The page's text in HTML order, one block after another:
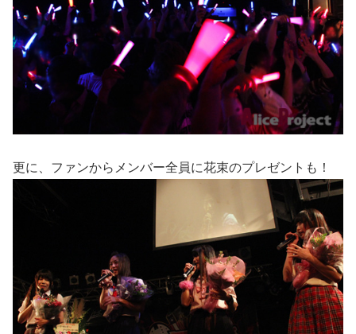
更に、ファンからメンバー全員に花束のプレゼントも！